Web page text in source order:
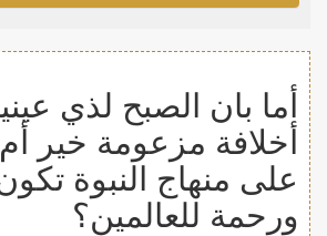
أما بان الصبح لذي
أخلافة مزعومة خير أم
على منهاج النبوة
ورحمة للعالمين؟